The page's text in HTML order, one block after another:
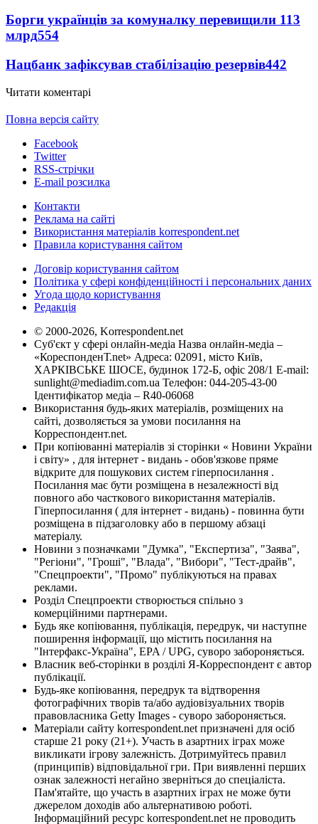
Борги українців за комуналку перевищили 113
млрд554
Нацбанк зафіксував стабілізацію резервів442
Читати коментарі
Повна версія сайту
Facebook
Twitter
RSS-стрічки
E-mail розсилка
Контакти
Реклама на сайті
Використання матеріалів korrespondent.net
Правила користування сайтом
Договір користування сайтом
Політика у сфері конфіденційності і персональних даних
Угода щодо користування
Редакція
© 2000-2026, Korrespondent.net
Суб'єкт у сфері онлайн-медіа Назва онлайн-медіа –
«КореспонденТ.net» Адреса: 02091, місто Київ,
ХАРКІВСЬКЕ ШОСЕ, будинок 172-Б, офіс 208/1 E-mail:
sunlight@mediadim.com.ua Телефон: 044-205-43-00
Ідентифікатор медіа – R40-06068
Використання будь-яких матеріалів, розміщених на
сайті, дозволяється за умови посилання на
Корреспондент.net.
При копіюванні матеріалів зі сторінки « Новини України
і світу» , для інтернет - видань - обов'язкове пряме
відкрите для пошукових систем гіперпосилання .
Посилання має бути розміщена в незалежності від
повного або часткового використання матеріалів.
Гіперпосилання ( для інтернет - видань) - повинна бути
розміщена в підзаголовку або в першому абзаці
матеріалу.
Новини з позначками "Думка", "Експертиза", "Заява",
"Регіони", "Гроші", "Влада", "Вибори", "Тест-драйв",
"Спецпроекти", "Промо" публікуються на правах
реклами.
Розділ Спецпроекти створюється спільно з
комерційними партнерами.
Будь яке копіювання, публікація, передрук, чи наступне
поширення інформації, що містить посилання на
"Інтерфакс-Україна", EPA / UPG, суворо забороняється.
Власник веб-сторінки в розділі Я-Корреспондент є автор
публікації.
Будь-яке копіювання, передрук та відтворення
фотографічних творів та/або аудіовізуальних творів
правовласника Getty Images - суворо забороняється.
Матеріали сайту korrespondent.net призначені для осіб
старше 21 року (21+). Участь в азартних іграх може
викликати ігрову залежність. Дотримуйтесь правил
(принципів) відповідальної гри. При виявленні перших
ознак залежності негайно зверніться до спеціаліста.
Пам'ятайте, що участь в азартних іграх не може бути
джерелом доходів або альтернативою роботі.
Інформаційний ресурс korrespondent.net не проводить